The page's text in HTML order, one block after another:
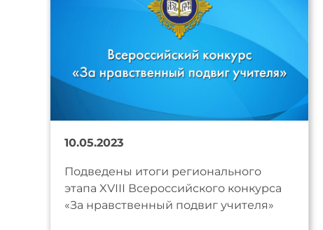
10.05.2023
Подведены итоги регионального
этапа XVIII Всероссийского конкурса
«За нравственный подвиг учителя»